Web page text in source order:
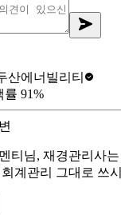
산에너빌리티
률 91%
티님, 재경관리사
계관리 그대로 쓰